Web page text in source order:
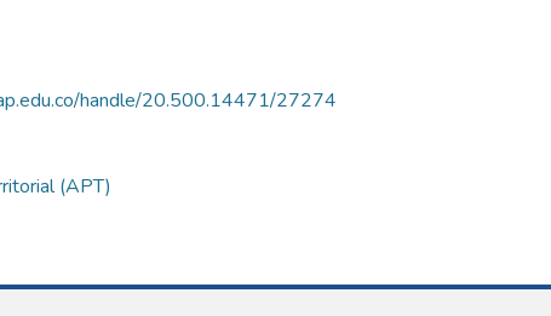
handle/20.500.14471/27274
(APT)